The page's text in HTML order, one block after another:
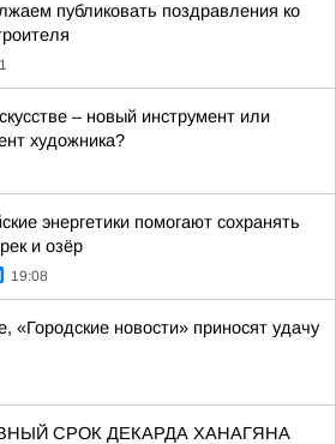
публиковать поздравления ко
– новый инструмент или
художника?
энергетики помогают сохранять
и озёр
19:08
«Городские новости» приносят удачу
СРОК ДЕКАРДА ХАНАГЯНА